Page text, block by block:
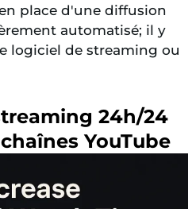
place d'une diffusion
automatisé; il y
logiciel de streaming ou
24h/24
YouTube